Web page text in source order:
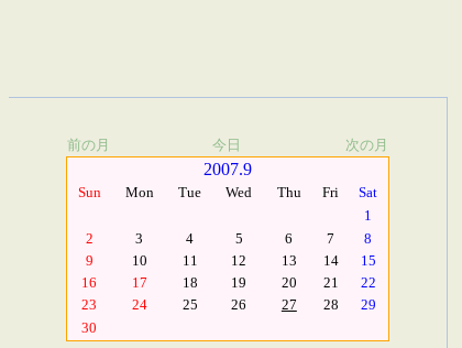
前の月 今日 次の月
2007.9
Sun Mon Tue Wed Thu Fri
Sat
1
2
3 4 5 6 7
8
9
10 11 12 13 14
15
16
17 18 19 20 21
22
23
24 25 26 27 28
29
30